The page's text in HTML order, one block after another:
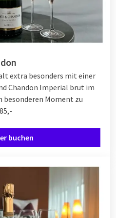
extra besonders mit einer
Chandon Imperial brut im
besonderen Moment zu
buchen